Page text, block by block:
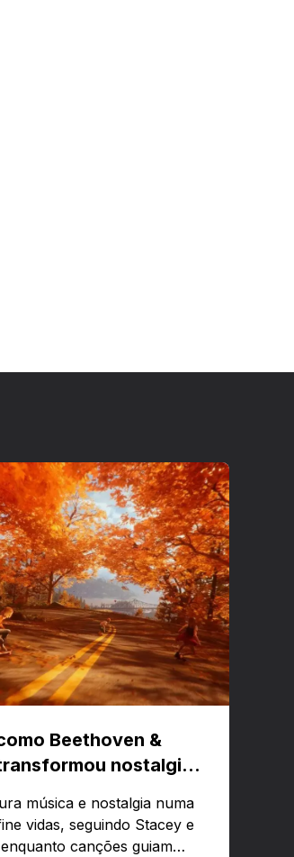
Beethoven &
nostalgia
música e nostalgia numa
vidas, seguindo Stacey e
canções guiam